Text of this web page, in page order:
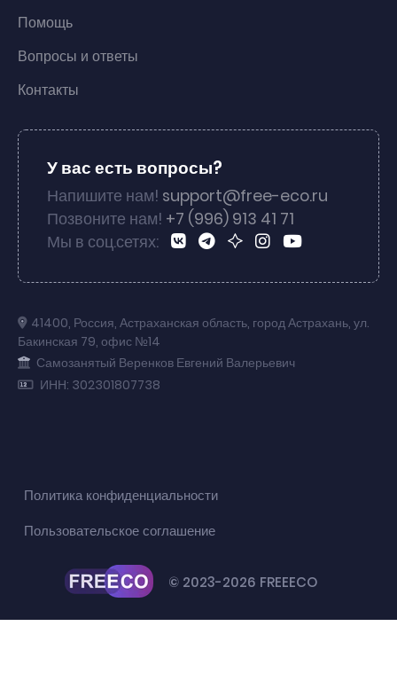
Помощь
Вопросы и ответы
Контакты
У вас есть вопросы?
Напишите нам! support@free-eco.ru
Позвоните нам! +7 (996) 913 41 71
Мы в соц.сетях:
41400, Россия, Астраханская область, город Астрахань, ул.
Бакинская 79, офис №14
Самозанятый Веренков Евгений Валерьевич
ИНН: 302301807738
© 2023-2026 FREEECO
Политика конфиденциальности
Пользовательское соглашение